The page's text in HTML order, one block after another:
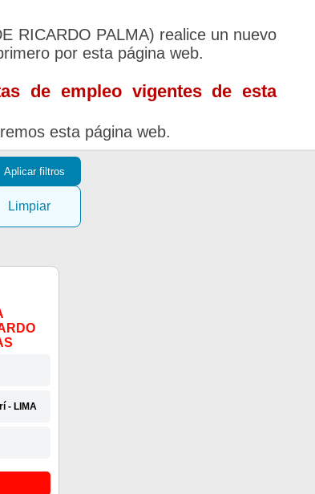
RICARDO PALMA) realice un nuevo
por esta página web.
de empleo vigentes de esta
esta página web.
Aplicar filtros
Limpiar
- LIMA